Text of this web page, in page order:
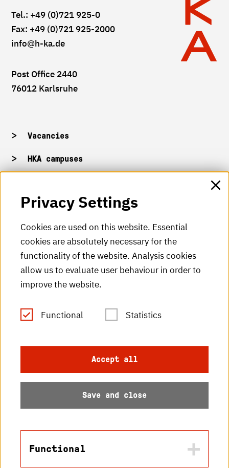
Tel.: +49 (0)721 925-0
Fax: +49 (0)721 925-2000
info@h-ka.de
Post Office 2440
76012 Karlsruhe
Vacancies
HKA campuses
HKA Shop
HKA videos
HKA radio
HKA publications
RSS Feed
Data protection
Accessibility
Privacy Settings
Cookies are used on this website. Essential
cookies are absolutely necessary for the
functionality of the website. Analysis cookies
allow us to evaluate user behaviour in order to
improve the website.
Functional Statistics
Accept all
Save and close
Functional